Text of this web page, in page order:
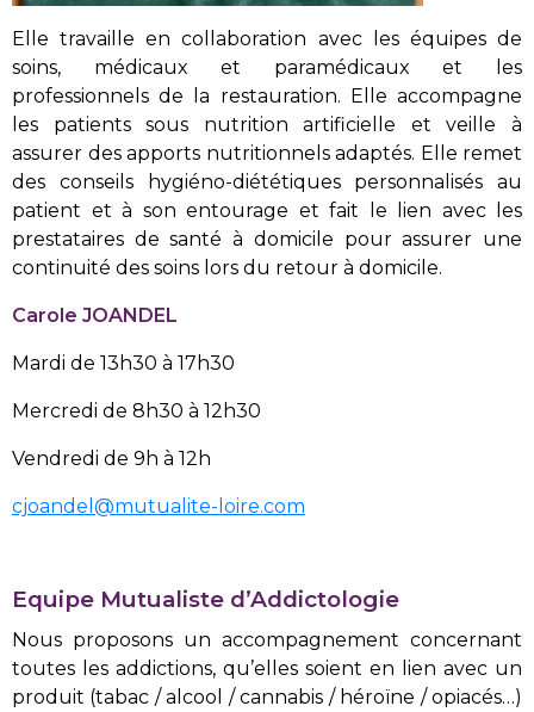
Elle travaille en collaboration avec les équipes de
soins, médicaux et paramédicaux et les
professionnels de la restauration. Elle accompagne
les patients sous nutrition artificielle et veille à
assurer des apports nutritionnels adaptés. Elle remet
des conseils hygiéno-diététiques personnalisés au
patient et à son entourage et fait le lien avec les
prestataires de santé à domicile pour assurer une
continuité des soins lors du retour à domicile.
Carole JOANDEL
Mardi de 13h30 à 17h30
Mercredi de 8h30 à 12h30
Vendredi de 9h à 12h
cjoandel@mutualite-loire.com
Equipe Mutualiste d’Addictologie
Nous proposons un accompagnement concernant
toutes les addictions, qu’elles soient en lien avec un
produit (tabac / alcool / cannabis / héroïne / opiacés…)